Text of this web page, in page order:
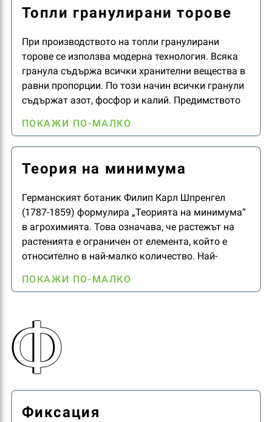
Топли гранулирани торове
При производството на топли гранулирани
торове се използва модерна технология. Всяка
гранула съдържа всички хранителни вещества в
равни пропорции. По този начин всички гранули
съдържат азот, фосфор и калий. Предимството
хранителните вещества на полето. Това е особено
важно за елементи като фосфор, който е почти
използване на сложни гранулирани торове
плътност, което е особено важно в началните
етапи от развитието на растенията.
ПОКАЖИ ПО-МАЛКО
Теория на минимума
Германският ботаник Филип Карл Шпренгел
(1787-1859) формулира „Теорията на минимума“
в агрохимията. Това означава, че растежът на
растенията е ограничен от елемента, който е
относително в най-малко количество. Най-
фактор. Следователно е от съществено значение
ПОКАЖИ ПО-МАЛКО
Ф
Фиксация